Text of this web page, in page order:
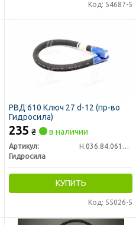
Код: 54687-5
РВД 610 Ключ 27 d-12 (пр-во
Гидросила)
235 ₴ в наличии
Артикул:
Н.036.84.0610 1SN
Гидросила
КУПИТЬ
Код: 55026-5